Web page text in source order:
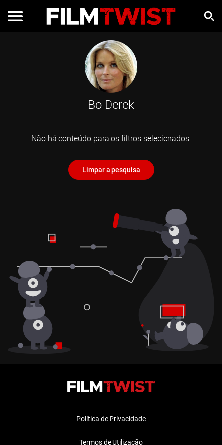
Bo Derek
Não há conteúdo para os filtros selecionados.
Limpar a pesquisa
Política de Privacidade
Termos de Utilização